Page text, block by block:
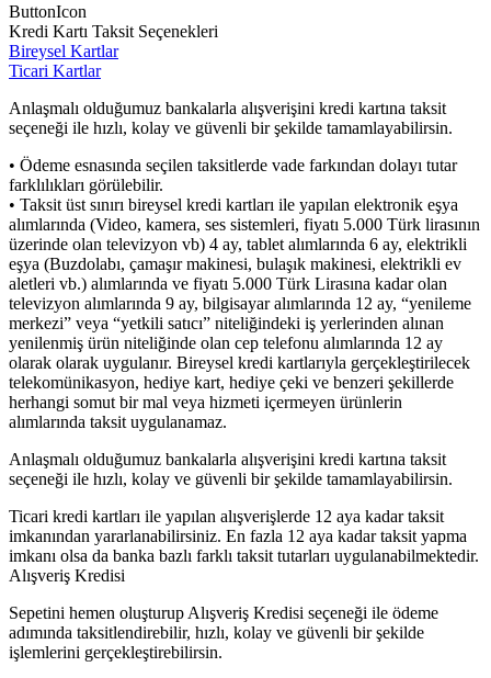
ButtonIcon
Kredi Kartı Taksit Seçenekleri
Bireysel Kartlar
Ticari Kartlar
Anlaşmalı olduğumuz bankalarla alışverişini kredi kartına taksit
seçeneği ile hızlı, kolay ve güvenli bir şekilde tamamlayabilirsin.
• Ödeme esnasında seçilen taksitlerde vade farkından dolayı tutar
farklılıkları görülebilir.
• Taksit üst sınırı bireysel kredi kartları ile yapılan elektronik eşya
alımlarında (Video, kamera, ses sistemleri, fiyatı 5.000 Türk lirasının
üzerinde olan televizyon vb) 4 ay, tablet alımlarında 6 ay, elektrikli
eşya (Buzdolabı, çamaşır makinesi, bulaşık makinesi, elektrikli ev
aletleri vb.) alımlarında ve fiyatı 5.000 Türk Lirasına kadar olan
televizyon alımlarında 9 ay, bilgisayar alımlarında 12 ay, “yenileme
merkezi” veya “yetkili satıcı” niteliğindeki iş yerlerinden alınan
yenilenmiş ürün niteliğinde olan cep telefonu alımlarında 12 ay
olarak olarak uygulanır. Bireysel kredi kartlarıyla gerçekleştirilecek
telekomünikasyon, hediye kart, hediye çeki ve benzeri şekillerde
herhangi somut bir mal veya hizmeti içermeyen ürünlerin
alımlarında taksit uygulanamaz.
Anlaşmalı olduğumuz bankalarla alışverişini kredi kartına taksit
seçeneği ile hızlı, kolay ve güvenli bir şekilde tamamlayabilirsin.
Ticari kredi kartları ile yapılan alışverişlerde 12 aya kadar taksit
imkanından yararlanabilirsiniz. En fazla 12 aya kadar taksit yapma
imkanı olsa da banka bazlı farklı taksit tutarları uygulanabilmektedir.
Alışveriş Kredisi
Sepetini hemen oluşturup Alışveriş Kredisi seçeneği ile ödeme
adımında taksitlendirebilir, hızlı, kolay ve güvenli bir şekilde
işlemlerini gerçekleştirebilirsin.